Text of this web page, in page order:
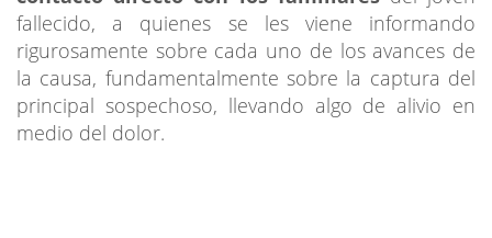
fallecido, a quienes se les viene informando
rigurosamente sobre cada uno de los avances de
la causa, fundamentalmente sobre la captura del
principal sospechoso, llevando algo de alivio en
medio del dolor.